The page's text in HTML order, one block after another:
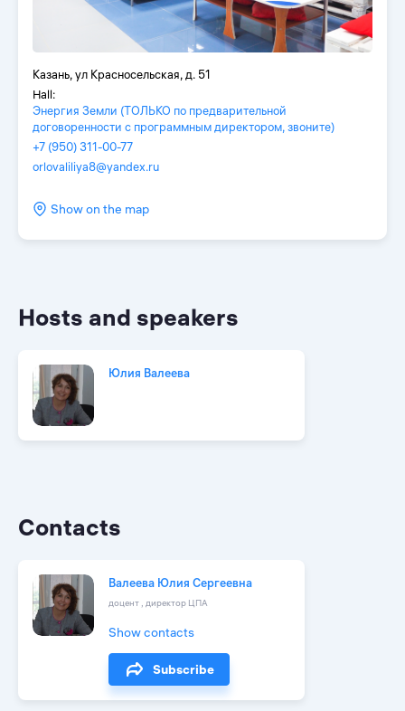
Казань, ул Красносельская, д. 51
Hall:
Энергия Земли (ТОЛЬКО по предварительной
договоренности с программным директором, звоните)
+7 (950) 311-00-77
orlovaliliya8@yandex.ru
Show on the map
Hosts and speakers
Юлия Валеева
Contacts
Валеева Юлия Сергеевна
доцент , директор ЦПА
Show contacts
Subscribe